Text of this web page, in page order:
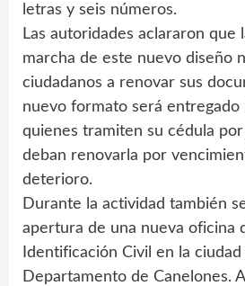
letras y seis números.
Las autoridades aclararon que
marcha de este nuevo diseño
ciudadanos a renovar sus
nuevo formato será entregado
quienes tramiten su cédula
deban renovarla por
deterioro.
Durante la actividad también
apertura de una nueva oficina
Identificación Civil en la ciudad
Departamento de Canelones.